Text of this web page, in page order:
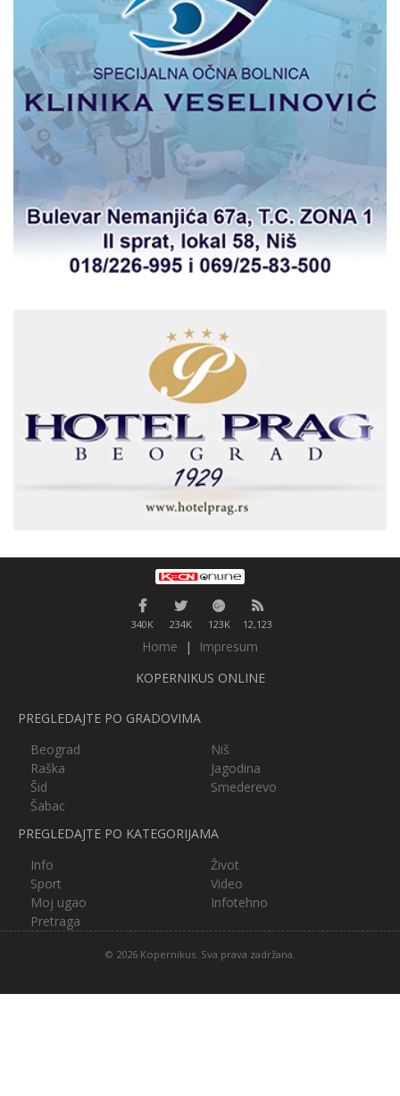
340K 234K 123K 12,123
Home |
Impresum
KOPERNIKUS ONLINE
PREGLEDAJTE PO GRADOVIMA
Beograd
Niš
Raška
Jagodina
Šid
Smederevo
Šabac
PREGLEDAJTE PO KATEGORIJAMA
Info
Život
Sport
Video
Moj ugao
Infotehno
Pretraga
© 2026 Kopernikus. Sva prava zadržana.